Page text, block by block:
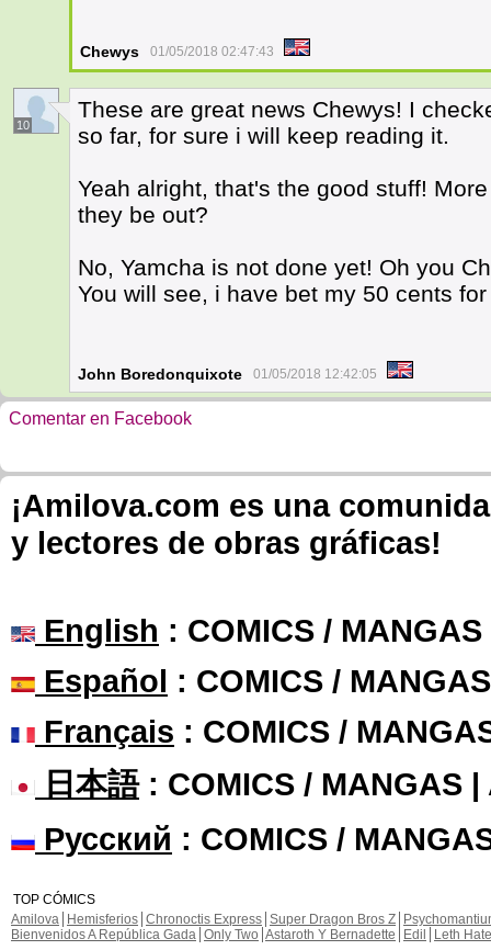
Chewys 01/05/2018 02:47:43
10
These are great news Chewys! I
so far, for sure i will keep reading it.
Yeah alright, that's the good stuff!
they be out?
No, Yamcha is not done yet! Oh you
You will see, i have bet my 50 cents
John Boredonquixote 01/05/2018 12:42:05
Comentar en Facebook
¡Amilova.com es una
y lectores de obras gráficas!
English : COMICS /
Español : COMICS /
Français : COMICS /
日本語: COMICS / MANGAS |
Русский : COMICS /
TOP CÓMICS
Amilova
Hemisferios Chronoctis Express Super Dragon Bros Z
Bienvenidos A República Gada Only Two Astaroth Y Bernadette Edil
Leth Hate